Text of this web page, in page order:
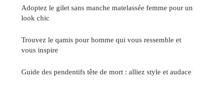
Adoptez le gilet sans manche matelassée femme pour un
look chic
Trouvez le qamis pour homme qui vous ressemble et
vous inspire
Guide des pendentifs tête de mort : alliez style et audace